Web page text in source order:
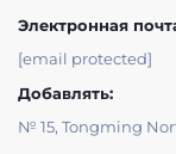
Электронная
[email protected]
Добавлять:
№ 15, Tongming